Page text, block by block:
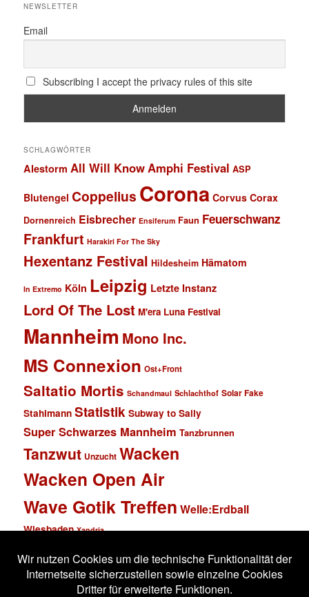
NEWSLETTER
Email
Subscribing I accept the privacy rules of this site
SCHLAGWÖRTER
Alestorm All Will KnowAmphi Festival ASP
Blutengel Coppelius Corona Corvus Corax
Dornenreich Eisbrecher Ensiferum Faun Feuerschwanz
Frankfurt Harakiri For The Sky
Hexentanz Festival Hildesheim Hämatom
In Extremo Köln Leipzig Letzte Instanz
Lord Of The Lost M'era Luna Festival
Mannheim Mono Inc.
MS Connexion Ost+Front
Saltatio Mortis Schandmaul Schlachthof Solar Fake
Stahlmann Statistik Subway to Sally
Super Schwarzes Mannheim Tanzbrunnen
Tanzwut Unzucht Wacken
Wacken Open Air
Wave Gotik Treffen Welle:Erdball
Wiesbaden Xandria
Impressum